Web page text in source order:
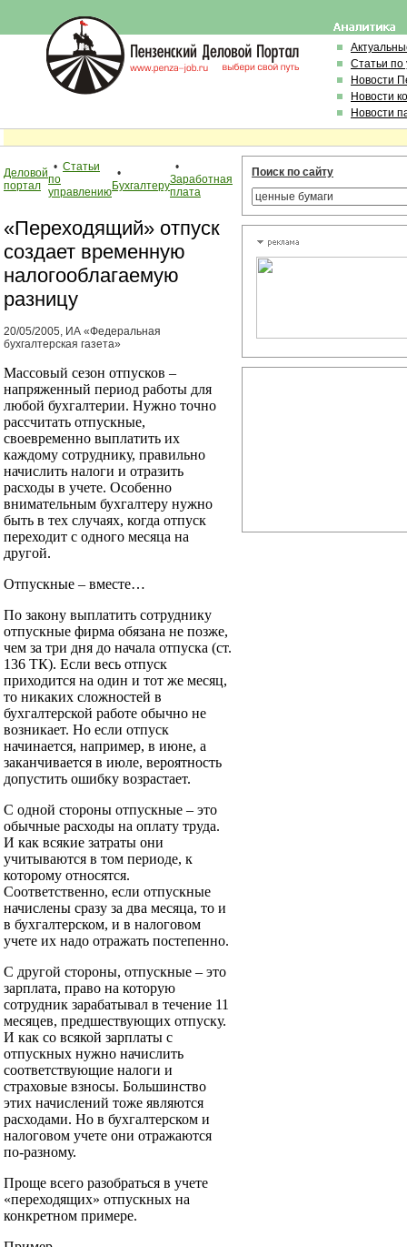
Статьи по
Новости
Новости
Новости
Деловой
портал
• Статьи
по
управлению
•
Бухгалтеру
•
Заработная
плата
«Переходящий» отпуск
создает временную
налогооблагаемую
разницу
20/05/2005, ИА «Федеральная
бухгалтерская газета»
Массовый сезон отпусков –
напряженный период работы для
любой бухгалтерии. Нужно точно
рассчитать отпускные,
своевременно выплатить их
каждому сотруднику, правильно
начислить налоги и отразить
расходы в учете. Особенно
внимательным бухгалтеру нужно
быть в тех случаях, когда отпуск
переходит с одного месяца на
другой.
Отпускные – вместе…
По закону выплатить сотруднику
отпускные фирма обязана не позже,
чем за три дня до начала отпуска (ст.
136 ТК). Если весь отпуск
приходится на один и тот же месяц,
то никаких сложностей в
бухгалтерской работе обычно не
возникает. Но если отпуск
начинается, например, в июне, а
заканчивается в июле, вероятность
допустить ошибку возрастает.
С одной стороны отпускные – это
обычные расходы на оплату труда.
И как всякие затраты они
учитываются в том периоде, к
которому относятся.
Соответственно, если отпускные
начислены сразу за два месяца, то и
в бухгалтерском, и в налоговом
учете их надо отражать постепенно.
С другой стороны, отпускные – это
зарплата, право на которую
сотрудник зарабатывал в течение 11
месяцев, предшествующих отпуску.
И как со всякой зарплаты с
отпускных нужно начислить
соответствующие налоги и
страховые взносы. Большинство
этих начислений тоже являются
расходами. Но в бухгалтерском и
налоговом учете они отражаются
по-разному.
Проще всего разобраться в учете
«переходящих» отпускных на
конкретном примере.
Поиск по сайту